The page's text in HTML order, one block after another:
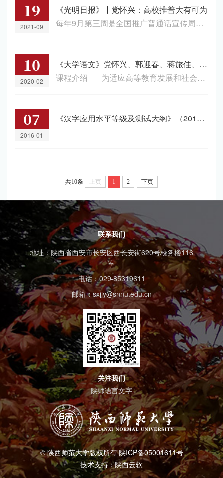
19
2021-09
《光明日报》丨党怀兴：高校推普大有可为
每年9月第三周是全国推广普通话宣传周。9月19日，光明日报第5版“语言文字”栏目推出我校党委常委、副校长党怀兴教授的文章《高校推普大有可为》。文章认为，高校可发挥自身优势开展教师国家通用语言能力培训，对口帮扶乡村学校教师提升普通话水平；可发挥自身语言研究优势，加强民族地区、农村地区方言以及语言使用状况调查；可开展大学生“推普助力乡村振兴”社会实践志愿服务活动；可发挥多学科优势，采取多种形式开展面向乡...
10
2020-02
《大学语文》党怀兴、郭迎春、蒋旅佳、刘军华、李军亮、段宗社
课程介绍 为适应高等教育发展和社会发展的需要，切实提高人才培养质量，将通识教育与专业教育有机结合，培养学生创新精神和实践能力，促进学生德、智、体、美、劳全面发展，将“大学语文”作为通识教育的公共必修课，以提高学生人文素养为目标，我们主要精选了古往今来能够反映中华民族精神和中华民族优秀传统文化的经典篇章：以国学经典为主要内容，兼收现当代文学作品中的优秀篇章；以中国优秀的经典为主，兼收一定数量...
07
2016-01
《汉字应用水平等级及测试大纲》（2016年修订）
共10条 上页 1 2 下页
联系我们
地址：陕西省西安市长安区西长安街620号校务楼116
室
电话：029-85319611
邮箱：sxjjy@snnu.edu.cn
关注我们
陕师语言文字
© 陕西师范大学版权所有 陕ICP备05001611号
技术支持：陕西云软